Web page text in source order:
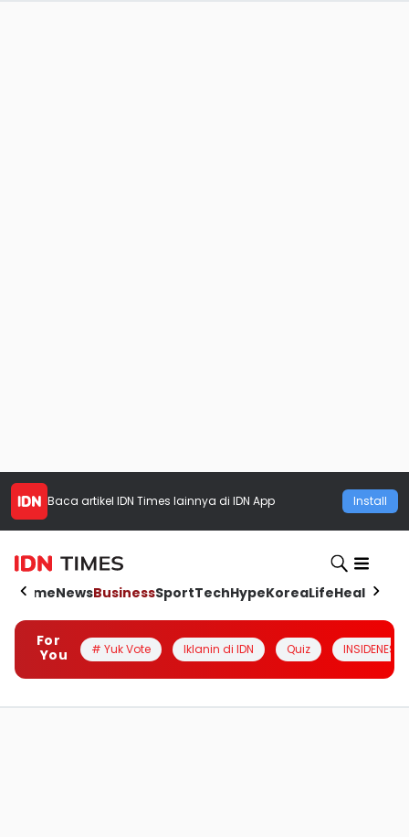
Baca artikel IDN Times lainnya di IDN App Install
HomeNewsBusinessSportTechHypeKoreaLifeHealth
For
You
# Yuk Vote Iklanin di IDN Quiz INSIDENESIA